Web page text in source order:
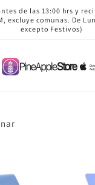
de las 13:00 hrs y
excluye comunas. De
excepto Festivos)